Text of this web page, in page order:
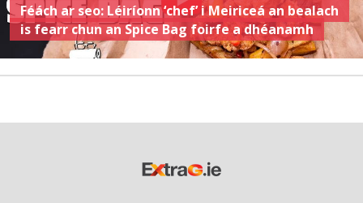
Féách ar seo: Léiríonn ‘chef’ i Meiriceá an bealach
is fearr chun an Spice Bag foirfe a dhéanamh